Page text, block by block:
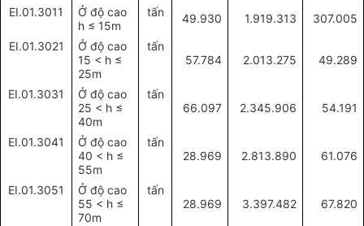
EI.01.3011
Ở độ cao
h ≤ 15m
tấn 49.930 1.919.313
307.005
EI.01.3021
Ở độ cao
15 < h ≤
25m
tấn
57.784
2.013.275 49.289
EI.01.3031
Ở độ cao
25 < h ≤
40m
tấn
66.097
2.345.906 54.191
EI.01.3041
Ở độ cao
40 < h ≤
55m
tấn
28.969
2.813.890 61.076
EI.01.3051
Ở độ cao
55 < h ≤
70m
tấn
28.969
3.397.482 67.820